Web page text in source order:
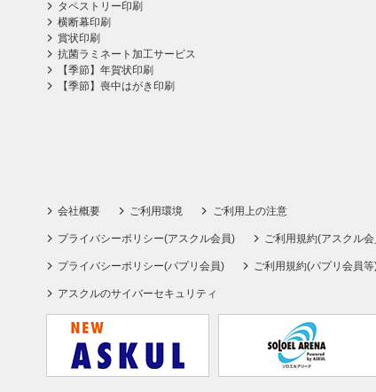
タペストリー印刷
横断幕印刷
賞状印刷
抗菌ラミネート加工サービス
【季節】年賀状印刷
【季節】喪中はがき印刷
会社概要 ご利用環境 ご利用上の注意
プライバシーポリシー(アスクル会員) ご利用規約(アスクル
プライバシーポリシー(パプリ会員) ご利用規約(パプリ会員等
アスクルのサイバーセキュリティ